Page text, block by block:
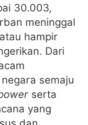
30.003,
meninggal
hampir
Dari
semaju
serta
yang